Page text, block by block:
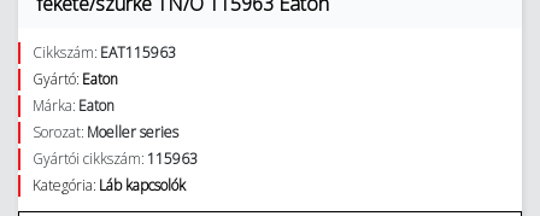
Cikkszám: EAT115963
Gyártó: Eaton
Márka: Eaton
Sorozat: Moeller series
Gyártói cikkszám: 115963
Kategória: Láb kapcsolók